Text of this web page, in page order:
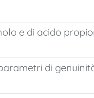
e di acido
di